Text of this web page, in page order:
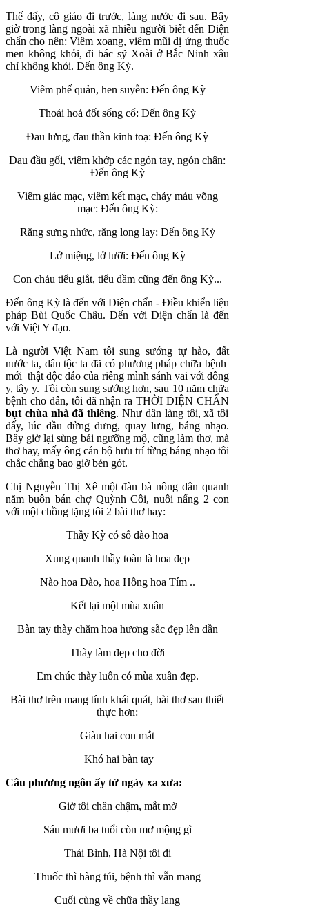
Thế đấy, cô giáo đi trước, làng nước đi sau. Bây
giờ trong làng ngoài xã nhiều người biết đến Diện
chẩn cho nên: Viêm xoang, viêm mũi dị ứng thuốc
men không khỏi, đi bác sỹ Xoài ở Bắc Ninh xâu
chỉ không khỏi. Đến ông Kỳ.
Viêm phế quản, hen suyễn: Đến ông Kỳ
Thoái hoá đốt sống cổ: Đến ông Kỳ
Đau lưng, đau thần kinh toạ: Đến ông Kỳ
Đau đầu gối, viêm khớp các ngón tay, ngón chân:
Đến ông Kỳ
Viêm giác mạc, viêm kết mạc, chảy máu võng
mạc: Đến ông Kỳ:
Răng sưng nhức, răng long lay: Đến ông Kỳ
Lở miệng, lở lưỡi: Đến ông Kỳ
Con cháu tiểu giắt, tiểu dầm cũng đến ông Kỳ...
Đến ông Kỳ là đến với Diện chẩn - Điều khiển liệu
pháp Bùi Quốc Châu. Đến với Diện chẩn là đến
với Việt Y đạo.
Là người Việt Nam tôi sung sướng tự hào, đất
nước ta, dân tộc ta đã có phương pháp chữa bệnh
mới thật độc đáo của riêng mình sánh vai với đông
y, tây y. Tôi còn sung sướng hơn, sau 10 năm chữa
bệnh cho dân, tôi đã nhận ra THỜI DIỆN CHẨN
bụt chùa nhà đã thiêng. Như dân làng tôi, xã tôi
đấy, lúc đầu dửng dưng, quay lưng, báng nhạo.
Bây giờ lại sùng bái ngưỡng mộ, cũng làm thơ, mà
thơ hay, mấy ông cán bộ hưu trí từng báng nhạo tôi
chắc chẳng bao giờ bén gót.
Chị Nguyễn Thị Xê một đàn bà nông dân quanh
năm buôn bán chợ Quỳnh Côi, nuôi nấng 2 con
với một chồng tặng tôi 2 bài thơ hay:
Thầy Kỳ có số đào hoa
Xung quanh thầy toàn là hoa đẹp
Nào hoa Đào, hoa Hồng hoa Tím ..
Kết lại một mùa xuân
Bàn tay thày chăm hoa hương sắc đẹp lên dần
Thày làm đẹp cho đời
Em chúc thày luôn có mùa xuân đẹp.
Bài thơ trên mang tính khái quát, bài thơ sau thiết
thực hơn:
Giàu hai con mắt
Khó hai bàn tay
Câu phương ngôn ấy từ ngày xa xưa:
Giờ tôi chân chậm, mắt mờ
Sáu mươi ba tuổi còn mơ mộng gì
Thái Bình, Hà Nội tôi đi
Thuốc thì hàng túi, bệnh thì vẫn mang
Cuối cùng về chữa thầy lang